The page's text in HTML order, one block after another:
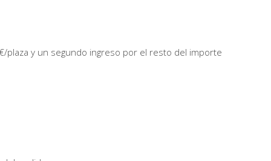
plaza y un segundo ingreso por el resto del importe